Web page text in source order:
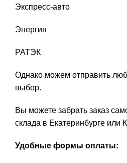
Экспресс-авто
Энергия
РАТЭК
Однако можем отправить
выбор.
Вы можете забрать заказ
склада в Екатеринбурге или
Удобные формы оплаты: